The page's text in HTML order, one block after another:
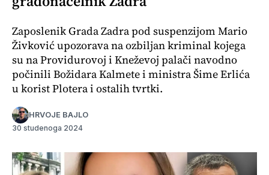
Zaposlenik Grada Zadra pod suspenzijom Mario
Živković upozorava na ozbiljan kriminal kojega
su na Providurovoj i Kneževoj palači navodno
počinili Božidara Kalmete i ministra Šime Erlića
u korist Plotera i ostalih tvrtki.
HRVOJE BAJLO
30 studenoga 2024